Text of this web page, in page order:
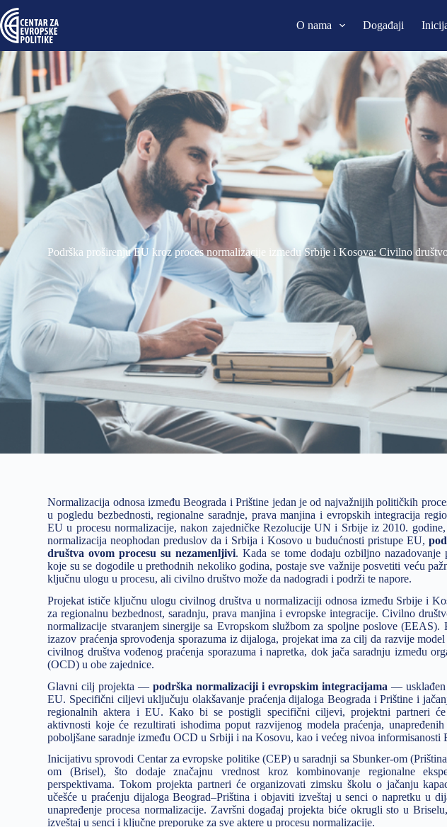
O nama Događaji
Podrška proširenju EU kroz proces normalizacije između Srbije i Kosova: Civilno
Normalizacija odnosa između Beograda i Prištine jedan je od najvažnijih političkih
u pogledu bezbednosti, regionalne saradnje, prava manjina i evropskih integracija
EU u procesu normalizacije, nakon zajedničke Rezolucije UN i Srbije iz 2010.
normalizacija neophodan preduslov da i Srbija i Kosovo u budućnosti pristupe EU,
društva ovom procesu su nezamenljivi. Kada se tome dodaju ozbiljno nazadovanje
koje su se dogodile u prethodnih nekoliko godina, postaje sve važnije posvetiti veću
ključnu ulogu u procesu, ali civilno društvo može da nadogradi i podrži te napore.
Projekat ističe ključnu ulogu civilnog društva u normalizaciji odnosa između Srbije i
za regionalnu bezbednost, saradnju, prava manjina i evropske integracije. Civilno
normalizacije stvaranjem sinergije sa Evropskom službom za spoljne poslove
izazov praćenja sprovođenja sporazuma iz dijaloga, projekat ima za cilj da razvije model
civilnog društva vođenog praćenja sporazuma i napretka, dok jača saradnju između
(OCD) u obe zajednice.
Glavni cilj projekta —podrška normalizaciji i evropskim integracijama — usklađen
EU. Specifični ciljevi uključuju olakšavanje praćenja dijaloga Beograda i Prištine i
regionalnih aktera i EU. Kako bi se postigli specifični ciljevi, projektni partneri
aktivnosti koje će rezultirati ishodima poput razvijenog modela praćenja,
poboljšane saradnje između OCD u Srbiji i na Kosovu, kao i većeg nivoa informisanosti
Inicijativu sprovodi Centar za evropske politike (CEP) u saradnji sa Sbunker-om
om (Brisel), što dodaje značajnu vrednost kroz kombinovanje regionalne
perspektivama. Tokom projekta partneri će organizovati zimsku školu o jačanju
učešće u praćenju dijaloga Beograd–Priština i objaviti izveštaj u senci o napretku u
unapređenje procesa normalizacije. Završni događaj projekta biće okrugli sto u
izveštaj u senci i ključne preporuke za sve aktere u procesu normalizacije.